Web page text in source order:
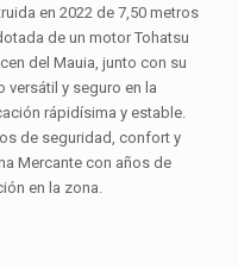
en 2022 de 7,50 metros
de un motor Tohatsu
del Mauia, junto con su
versátil y seguro en la
rápidísima y estable.
de seguridad, confort y
Mercante con años de
en la zona.